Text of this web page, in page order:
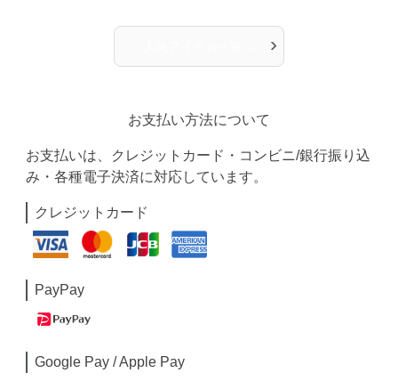
›
お支払い方法について
お支払いは、クレジットカード・コンビニ/銀行振り込
み・各種電子決済に対応しています。
クレジットカード
PayPay
Google Pay / Apple Pay